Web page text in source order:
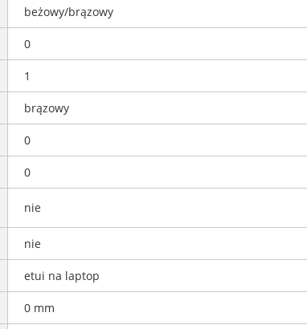
beżowy/brązowy
0
1
brązowy
0
0
nie
nie
etui na laptop
0 mm